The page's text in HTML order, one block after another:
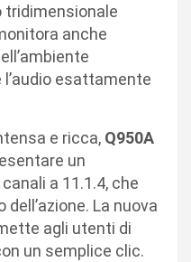
tridimensionale
anche
esattamente
e ricca, Q950A
un
a 11.1.4, che
La nuova
agli utenti di
un semplice clic.